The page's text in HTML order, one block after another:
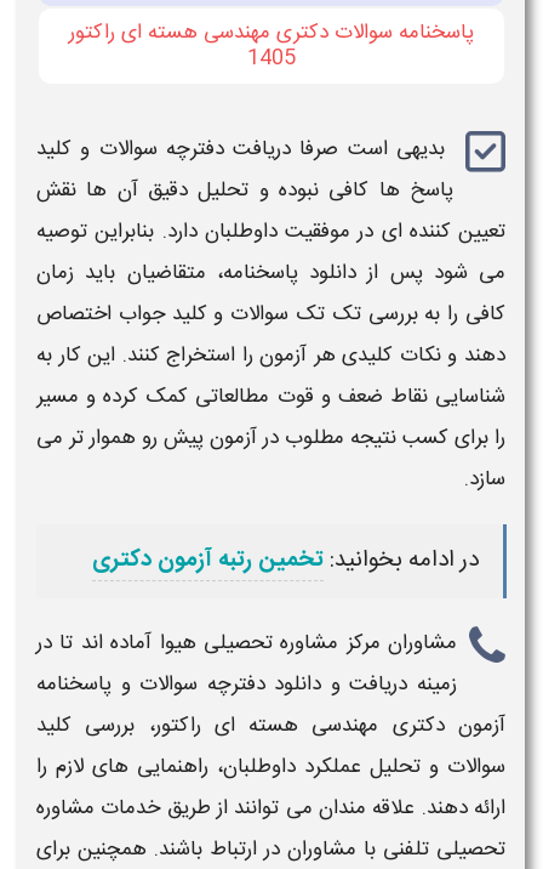
پاسخنامه سوالات دکتری مهندسی هسته ای راکتور
1405
بدیهی است صرفا دریافت دفترچه سوالات و کلید
پاسخ‌ ها کافی نبوده و تحلیل دقیق آن‌ ها نقش
تعیین‌ کننده‌ ای در موفقیت داوطلبان دارد. بنابراین توصیه
می‌ شود پس از دانلود پاسخنامه، متقاضیان باید زمان
کافی را به بررسی تک تک سوالات و کلید جواب اختصاص
دهند و نکات کلیدی هر آزمون را استخراج کنند. این کار به
شناسایی نقاط ضعف و قوت مطالعاتی کمک کرده و مسیر
را برای کسب نتیجه مطلوب درآزمونپیش رو هموار تر می‌
سازد.
در ادامه بخوانید:تخمین رتبه آزمون دکتری
مشاوران مرکز مشاوره تحصیلی هیوا آماده اند تا در
زمینه دریافت و دانلود دفترچه سوالات و پاسخنامه
آزمون دکتری مهندسی هسته ای راکتور، بررسی کلید
سوالات و تحلیل عملکرد داوطلبان، راهنمایی‌ های لازم را
ارائه دهند. علاقه مندان می توانند از طریقخدمات مشاوره
تحصیلی تلفنی با مشاوران در ارتباط باشند. همچنین برای